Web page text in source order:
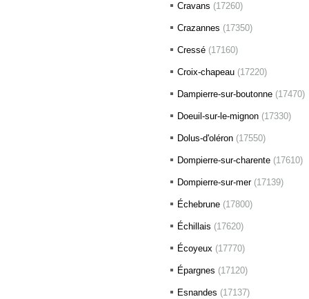
Cravans (17260)
Crazannes (17350)
Cressé (17160)
Croix-chapeau (17220)
Dampierre-sur-boutonne (17470)
Doeuil-sur-le-mignon (17330)
Dolus-d'oléron (17550)
Dompierre-sur-charente (17610)
Dompierre-sur-mer (17139)
Échebrune (17800)
Échillais (17620)
Écoyeux (17770)
Épargnes (17120)
Esnandes (17137)